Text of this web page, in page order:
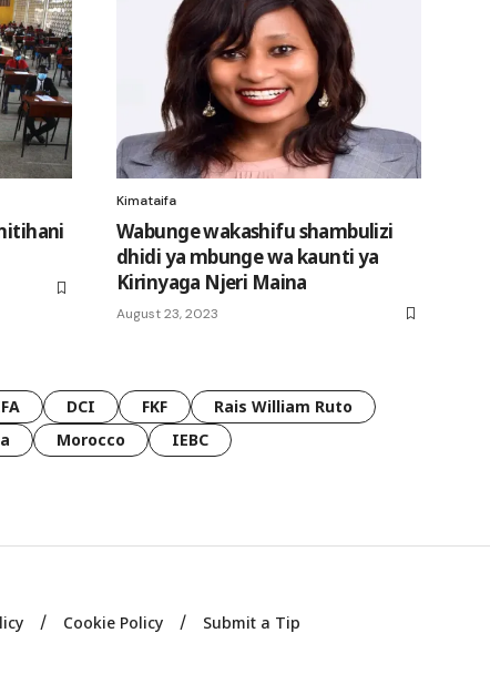
Kimataifa
Wabunge wakashifu shambulizi
dhidi ya mbunge wa kaunti ya
Kirinyaga Njeri Maina
August 23, 2023
DCI FKF
Rais William Ruto
Morocco IEBC
Cookie Policy Submit a Tip